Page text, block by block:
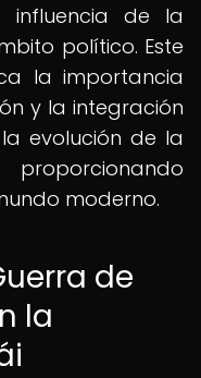
influencia de la
político. Este
la importancia
y la integración
evolución de la
moderno.
de
la